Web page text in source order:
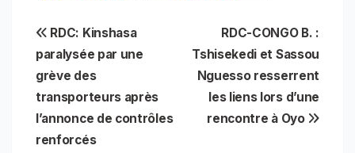
e
b
o
o
k
i
l
t
s
p
t
e
s
t
e
g
r
a
m
r
e
Navigation
de
l’article
RDC-CONGO B. :
Tshisekedi et Sassou
Nguesso resserrent
les liens lors d’une
rencontre à Oyo
RDC: Kinshasa
paralysée par une
grève des
transporteurs après
l’annonce de contrôles
renforcés